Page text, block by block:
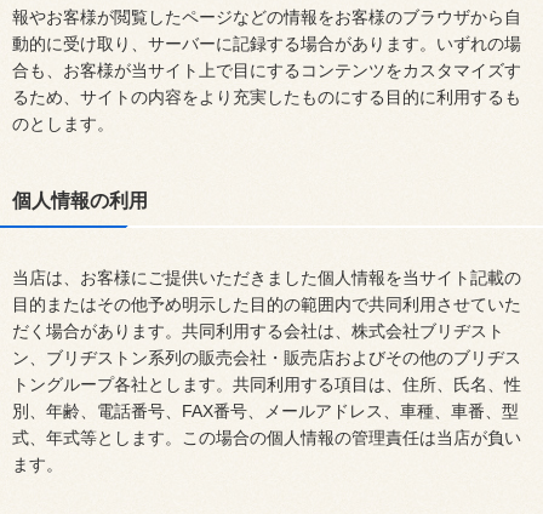
報やお客様が閲覧したページなどの情報をお客様のブラウザから自
動的に受け取り、サーバーに記録する場合があります。いずれの場
合も、お客様が当サイト上で目にするコンテンツをカスタマイズす
るため、サイトの内容をより充実したものにする目的に利用するも
のとします。
個人情報の利用
当店は、お客様にご提供いただきました個人情報を当サイト記載の
目的またはその他予め明示した目的の範囲内で共同利用させていた
だく場合があります。共同利用する会社は、株式会社ブリヂスト
ン、ブリヂストン系列の販売会社・販売店およびその他のブリヂス
トングループ各社とします。共同利用する項目は、住所、氏名、性
別、年齢、電話番号、FAX番号、メールアドレス、車種、車番、型
式、年式等とします。この場合の個人情報の管理責任は当店が負い
ます。